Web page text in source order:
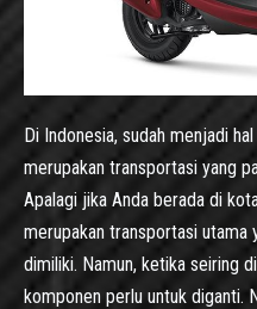
Di Indonesia, sudah menjadi
merupakan transportasi yang
Apalagi jika Anda berada di
merupakan transportasi utama
dimiliki. Namun, ketika seiring
komponen perlu untuk diganti.